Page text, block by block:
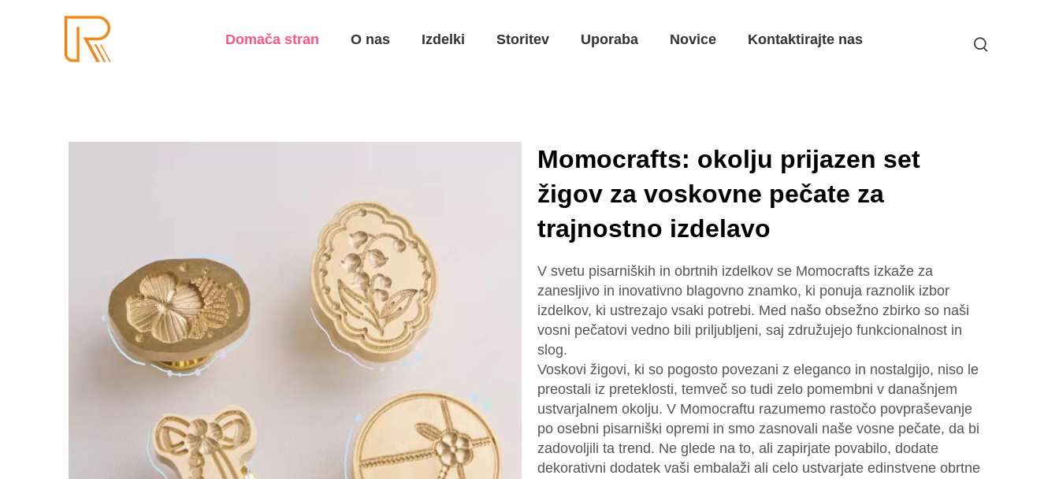
Domača stran O nas Izdelki Storitev Uporaba Novice Kontaktirajte nas
Momocrafts: okolju prijazen set
žigov za voskovne pečate za
trajnostno izdelavo
V svetu pisarniških in obrtnih izdelkov se Momocrafts izkaže za
zanesljivo in inovativno blagovno znamko, ki ponuja raznolik izbor
izdelkov, ki ustrezajo vsaki potrebi. Med našo obsežno zbirko so naši
vosni pečatovi vedno bili priljubljeni, saj združujejo funkcionalnost in
slog.
Voskovi žigovi, ki so pogosto povezani z eleganco in nostalgijo, niso le
preostali iz preteklosti, temveč so tudi zelo pomembni v današnjem
ustvarjalnem okolju. V Momocraftu razumemo rastočo povpraševanje
po osebni pisarniški opremi in smo zasnovali naše vosne pečate, da bi
zadovoljili ta trend. Ne glede na to, ali zapirjate povabilo, dodate
dekorativni dodatek vaši embalaži ali celo ustvarjate edinstvene obrtne